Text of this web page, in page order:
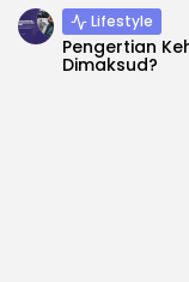
Lifestyle
Pengertian
Dimaksud?